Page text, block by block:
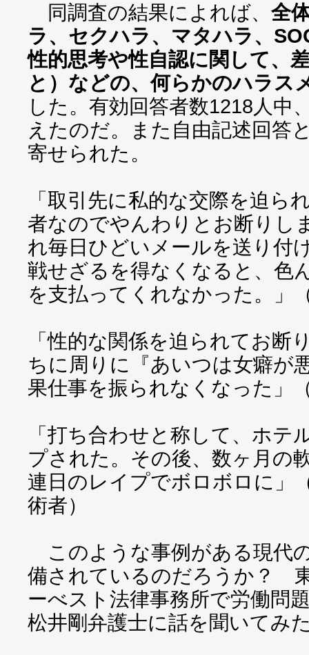
同調査の結果によれば、 全
ラ、セクハラ、マタハラ、
性的思考や性自認に関して、
と）などの、何らかのハラス
した。有効回答者数1218人中
えたのだ。また自由記述回答
寄せられた。
「取引先に私的な交際を迫ら
者なのでやんわりとお断りし
れ毎日ひどいメールを送り付
戦せざるを得なくなると、色
を支払ってくれなかった。」
「性的な関係を迫られてお断
ちに周りに『あいつは女癖が
果仕事を振られなくなった」
「打ち合わせと称して、ホテ
プされた。その後、数ヶ月の
連日のレイプでボロボロに」
術者）
このような事例がある現代
備されているのだろうか？
ーべスト法律事務所で労働問
松井剛弁護士に話を聞いてみ